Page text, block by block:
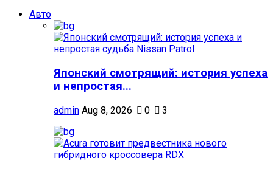
Авто
Японский смотрящий: история успеха
и непростая...
admin Aug 8, 2026 0 3